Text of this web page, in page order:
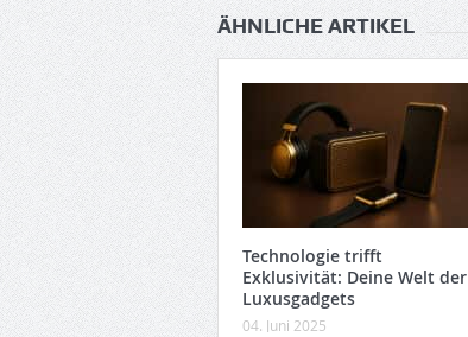
ÄHNLICHE ARTIKEL
Technologie trifft
Exklusivität: Deine Welt der
Luxusgadgets
04. Juni 2025